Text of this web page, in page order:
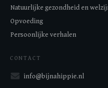
Natuurlijke gezondheid en
Opvoeding
Persoonlijke verhalen
CONTACT
info@bijnahippie.nl